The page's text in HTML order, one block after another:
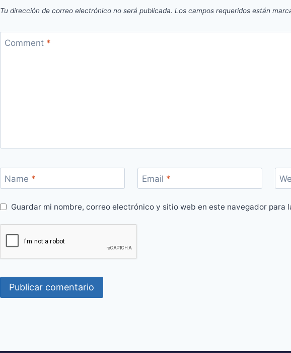
Tu dirección de correo electrónico no será publicada. Los campos requeridos están
Comment *
Name * Email *
Guardar mi nombre, correo electrónico y sitio web en este navegador para